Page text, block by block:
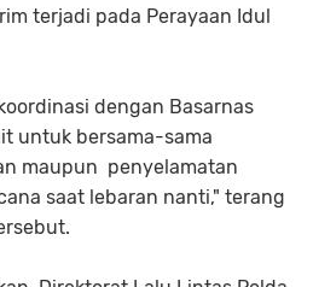
terjadi pada Perayaan Idul
dengan Basarnas
untuk bersama-sama
maupun penyelamatan
saat lebaran nanti," terang